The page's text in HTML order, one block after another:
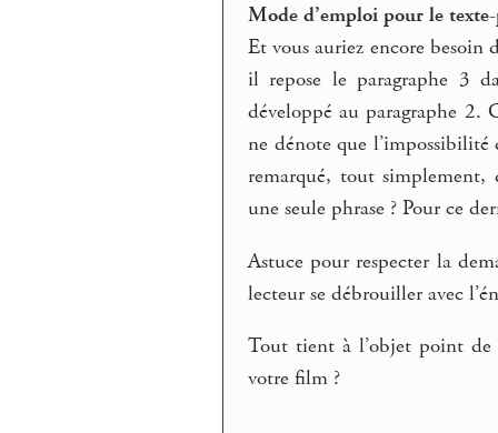
Mode d’emploi pour le
Et vous auriez encore besoin
il repose le paragraphe 3
développé au paragraphe 2.
ne dénote que
remarqué, tout simplement,
une seule phrase ? Pour ce
Astuce pour respecter la
lecteur se débrouiller avec
Tout tient à l’objet point
votre film ?